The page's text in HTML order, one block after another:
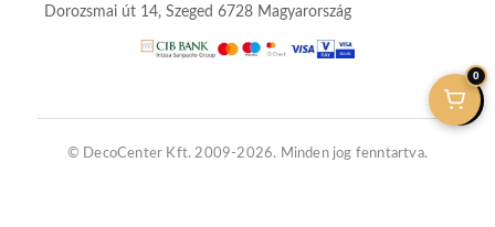
Dorozsmai út 14, Szeged 6728 Magyarország
© DecoCenter Kft. 2009-2026. Minden jog fenntartva.
0